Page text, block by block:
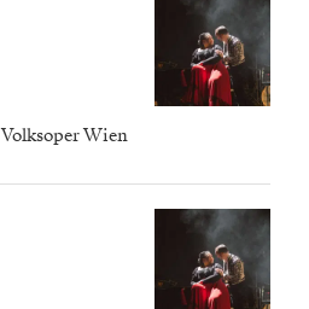
Volksoper Wien